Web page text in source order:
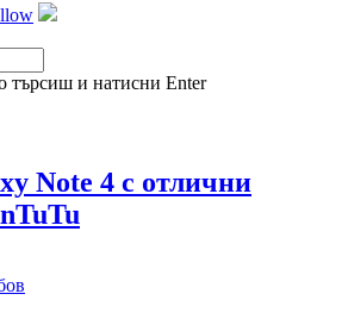
търсиш и натисни Enter
Note 4 с отлични